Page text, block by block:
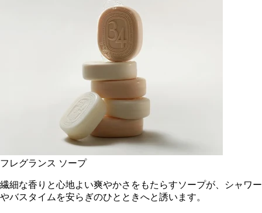
フレグランス ソープ
繊細な香りと心地よい爽やかさをもたらすソープが、シャワー
やバスタイムを安らぎのひとときへと誘います。